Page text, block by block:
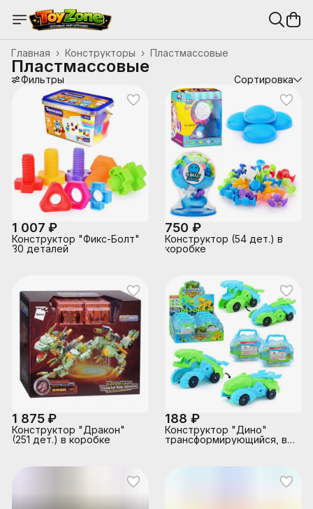
Пластмассовые
Конструкторы ›
Главная ›
Пластмассовые
Фильтры Сортировка
1 007 ₽
Конструктор "Фикс-Болт"
30 деталей
750 ₽
Конструктор (54 дет.) в
коробке
1 875 ₽
Конструктор "Дракон"
(251 дет.) в коробке
188 ₽
Конструктор "Дино"
трансформирующийся, в